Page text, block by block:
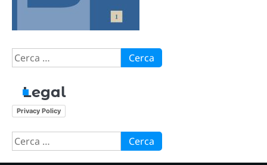
Ricerca
per:
Legal
Privacy Policy
Ricerca
per: